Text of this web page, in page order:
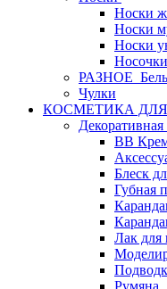
Носки
Носки
Носки
Чулки
КОСМЕТИКА
Декоративная
BB
Блеск
Губная
Лак для
Румяна